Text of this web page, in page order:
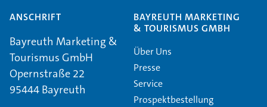
ANSCHRIFT
Bayreuth Marketing &
Tourismus GmbH
Opernstraße 22
95444 Bayreuth
BAYREUTH MARKETING
& TOURISMUS GMBH
Über Uns
Presse
Service
Prospektbestellung